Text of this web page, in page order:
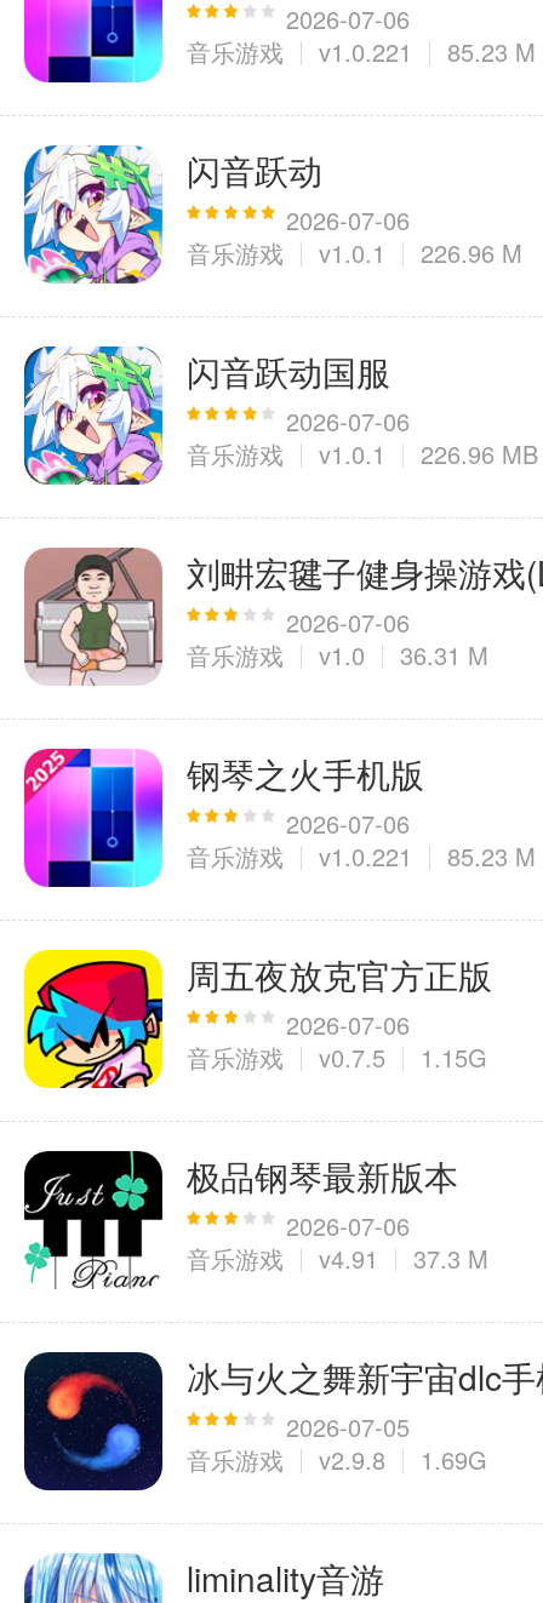
2026-07-06
音乐游戏
v1.0.221 85.23 M
闪音跃动
2026-07-06
音乐游戏
v1.0.1 226.96 M
闪音跃动国服
2026-07-06
音乐游戏
v1.0.1 226.96 MB
刘畊宏毽子健身操游戏
2026-07-06
音乐游戏
v1.0 36.31 M
钢琴之火手机版
2026-07-06
音乐游戏
v1.0.221 85.23 M
周五夜放克官方正版
2026-07-06
音乐游戏
v0.7.5 1.15G
极品钢琴最新版本
2026-07-06
音乐游戏
v4.91 37.3 M
冰与火之舞新宇宙dlc
2026-07-05
音乐游戏
v2.9.8 1.69G
liminality音游